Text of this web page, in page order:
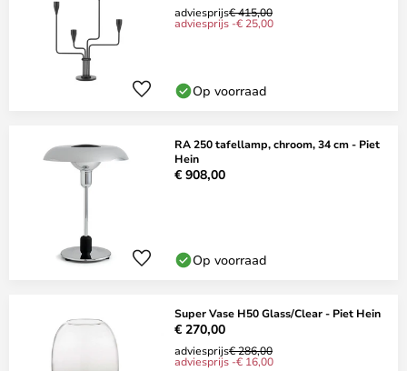
adviesprijs€ 415,00
adviesprijs -€ 25,00
Op voorraad
RA 250 tafellamp, chroom, 34 cm - Piet
Hein
€ 908,00
Op voorraad
Super Vase H50 Glass/Clear - Piet Hein
€ 270,00
adviesprijs€ 286,00
adviesprijs -€ 16,00